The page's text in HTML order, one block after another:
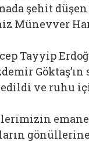
şehit
Münevver
Tayyip
Göktaş’ın
ve ruhu